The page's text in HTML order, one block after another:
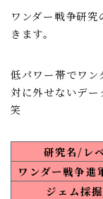
ワンダー戦争研
きます。
低パワー帯でワ
対に外せないデー
笑
研究名/レ
ワンダー戦争進
ジェム採